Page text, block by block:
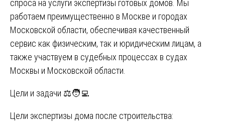
спроса на услуги экспертизы готовых домов. Мы
работаем преимущественно в Москве и городах
Московской области, обеспечивая качественный
сервис как физическим, так и юридическим лицам, а
также участвуем в судебных процессах в судах
Москвы и Московской области.
Цели и задачи ⚖️🧑‍💻
Цели экспертизы дома после строительства: